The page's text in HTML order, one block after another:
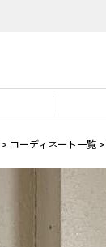
コーディネート一覧